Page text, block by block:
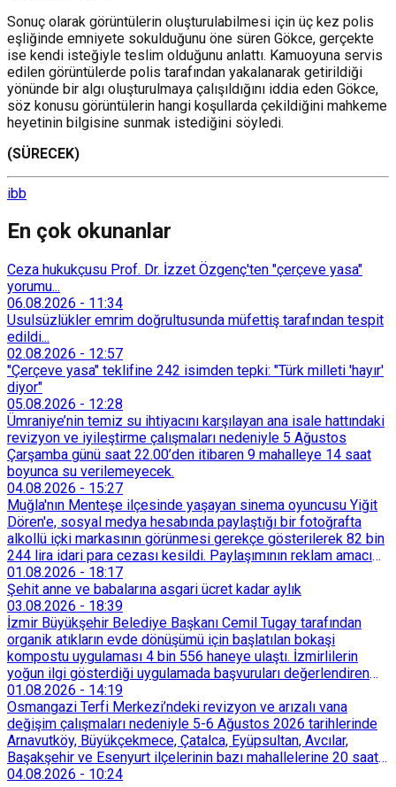
Sonuç olarak görüntülerin oluşturulabilmesi için üç kez polis
eşliğinde emniyete sokulduğunu öne süren Gökce, gerçekte
ise kendi isteğiyle teslim olduğunu anlattı. Kamuoyuna servis
edilen görüntülerde polis tarafından yakalanarak getirildiği
yönünde bir algı oluşturulmaya çalışıldığını iddia eden Gökce,
söz konusu görüntülerin hangi koşullarda çekildiğini mahkeme
heyetinin bilgisine sunmak istediğini söyledi.
(SÜRECEK)
ibb
En çok okunanlar
Ceza hukukçusu Prof. Dr. İzzet Özgenç'ten "çerçeve yasa"
yorumu...
06.08.2026 - 11:34
Usulsüzlükler emrim doğrultusunda müfettiş tarafından tespit
edildi...
02.08.2026 - 12:57
"Çerçeve yasa" teklifine 242 isimden tepki: "Türk milleti 'hayır'
diyor"
05.08.2026 - 12:28
Ümraniye’nin temiz su ihtiyacını karşılayan ana isale hattındaki
revizyon ve iyileştirme çalışmaları nedeniyle 5 Ağustos
Çarşamba günü saat 22.00’den itibaren 9 mahalleye 14 saat
boyunca su verilemeyecek.
04.08.2026 - 15:27
Muğla'nın Menteşe ilçesinde yaşayan sinema oyuncusu Yiğit
Dören'e, sosyal medya hesabında paylaştığı bir fotoğrafta
alkollü içki markasının görünmesi gerekçe gösterilerek 82 bin
244 lira idari para cezası kesildi. Paylaşımının reklam amacı
taşımadığını savunan Dören, cezanın iptali için yargıya
başvurdu.
01.08.2026 - 18:17
Şehit anne ve babalarına asgari ücret kadar aylık
03.08.2026 - 18:39
İzmir Büyükşehir Belediye Başkanı Cemil Tugay tarafından
organik atıkların evde dönüşümü için başlatılan bokaşi
kompostu uygulaması 4 bin 556 haneye ulaştı. İzmirlilerin
yoğun ilgi gösterdiği uygulamada başvuruları değerlendiren
Tarımsal Hizmetler Dairesi Başkanlığı, farklı ilçelerde toplam
128 bokaşi kompost eğitimi düzenleyerek İzmirlileri
sürdürülebilir atık yönetimi sistemine dahil etti.
01.08.2026 - 14:19
Osmangazi Terfi Merkezi’ndeki revizyon ve arızalı vana
değişim çalışmaları nedeniyle 5-6 Ağustos 2026 tarihlerinde
Arnavutköy, Büyükçekmece, Çatalca, Eyüpsultan, Avcılar,
Başakşehir ve Esenyurt ilçelerinin bazı mahallelerine 20 saat
süreyle su verilemeyecek.
04.08.2026 - 10:24